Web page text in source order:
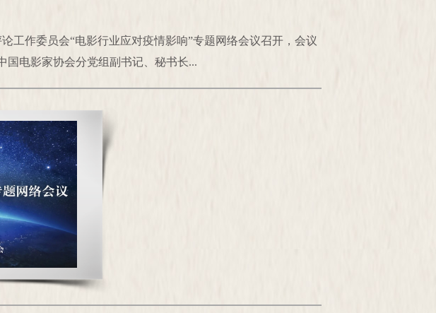
工作委员会“电影行业应对疫情影响”专题网络会议召开，会议
国电影家协会分党组副书记、秘书长...